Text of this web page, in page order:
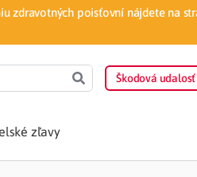
zdravotných poisťovní nájdete na
Škodová udalosť
zľavy